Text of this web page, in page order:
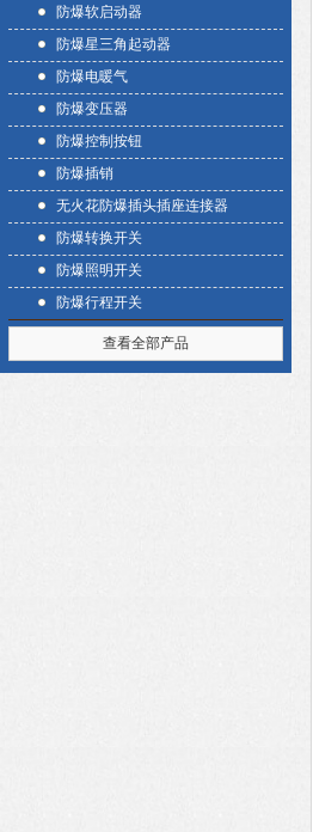
防爆软启动器
防爆星三角起动器
防爆电暖气
防爆变压器
防爆控制按钮
防爆插销
无火花防爆插头插座连接器
防爆转换开关
防爆照明开关
防爆行程开关
查看全部产品